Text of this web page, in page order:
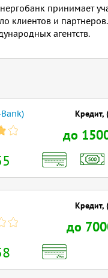
принимает
клиентов и
агентств.
Кредит,
до
Кредит,
до